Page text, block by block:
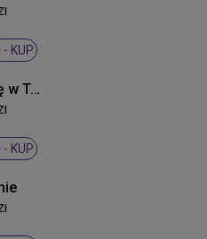
- KUP
Kocham się w Tobie
- KUP